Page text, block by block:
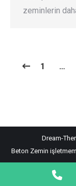
zeminlerin
1 …
Dream-
Beton Zemin